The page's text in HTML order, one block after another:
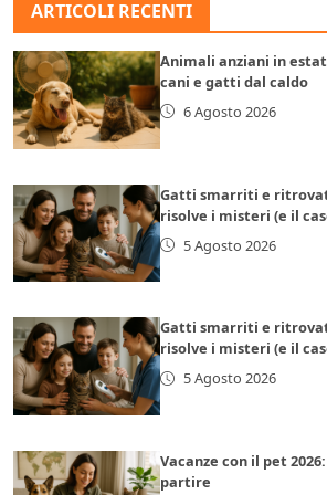
ARTICOLI RECENTI
Animali anziani in
cani e gatti dal caldo
6 Agosto 2026
Gatti smarriti e
risolve i misteri (e il
5 Agosto 2026
Gatti smarriti e
risolve i misteri (e il
5 Agosto 2026
Vacanze con il pet
partire